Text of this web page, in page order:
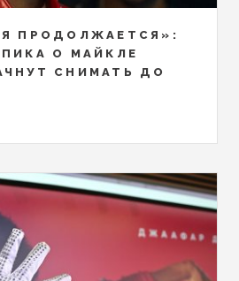
ПРОДОЛЖАЕТСЯ»:
О МАЙКЛЕ
СНИМАТЬ ДО